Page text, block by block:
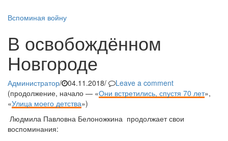
Вспоминая войну
В освобождённом
Новгороде
Администратор/ 04.11.2018/
Leave a comment
(продолжение, начало — «Они встретились, спустя 70 лет»,
«Улица моего детства»)
Людмила Павловна Белоножкина продолжает свои
воспоминания: